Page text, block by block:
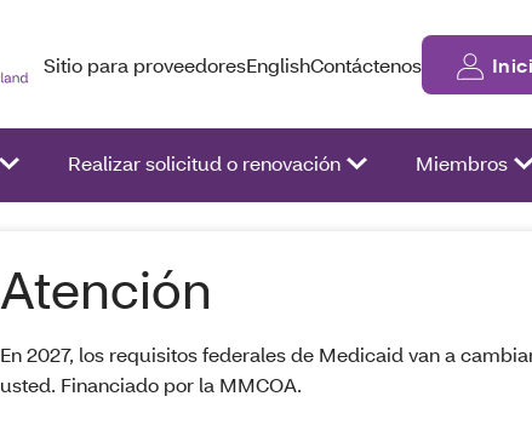
Sitio para proveedoresEnglishContáctenos
Realizar solicitud o renovación Miembros
Atención
En 2027, los requisitos federales de Medicaid van a
usted. Financiado por la MMCOA.